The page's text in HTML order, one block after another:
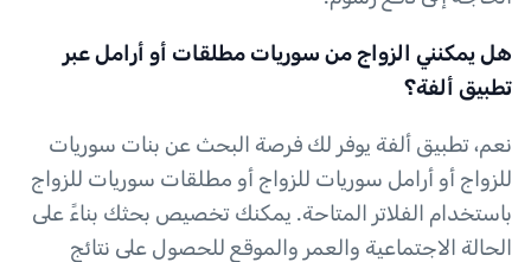
هل يمكنني الزواج من سوريات مطلقات أو أرامل عبر
تطبيق ألفة؟
نعم، تطبيق ألفة يوفر لك فرصة البحث عن بنات سوريات
للزواج أو أرامل سوريات للزواج أو مطلقات سوريات للزواج
باستخدام الفلاتر المتاحة. يمكنك تخصيص بحثك بناءً على
الحالة الاجتماعية والعمر والموقع للحصول على نتائج